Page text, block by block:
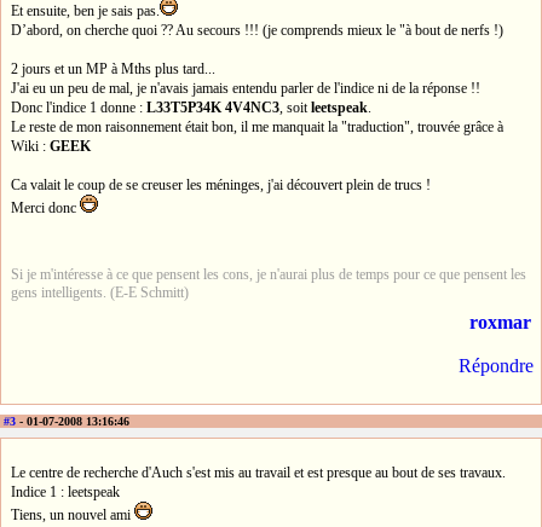
Et ensuite, ben je sais pas.
D’abord, on cherche quoi ?? Au secours !!! (je comprends mieux le "à bout de nerfs !)
2 jours et un MP à Mths plus tard...
J'ai eu un peu de mal, je n'avais jamais entendu parler de l'indice ni de la réponse !!
Donc l'indice 1 donne : L33T5P34K 4V4NC3 , soit leetspeak
Le reste de mon raisonnement était bon, il me manquait la "traduction", trouvée grâce à
Wiki : GEEK
Ca valait le coup de se creuser les méninges, j'ai découvert plein de trucs !
Merci donc
Si je m'intéresse à ce que pensent les cons, je n'aurai plus de temps pour ce que pensent les
gens intelligents. (E-E Schmitt)
roxmar
Répondre
#3 - 01-07-2008 13:16:46
Le centre de recherche d'Auch s'est mis au travail et est presque au bout de ses travaux.
Indice 1 : leetspeak
Tiens, un nouvel ami